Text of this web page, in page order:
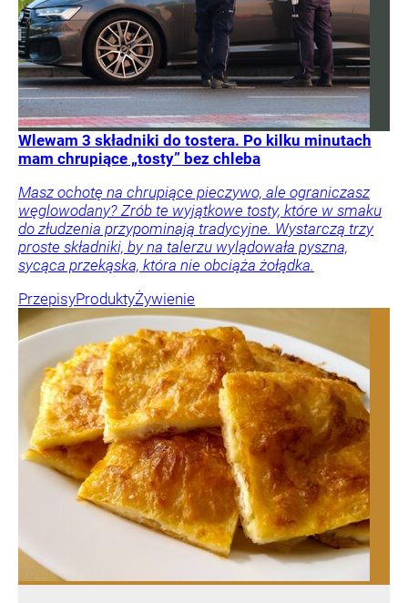
Wlewam 3 składniki do tostera. Po kilku minutach
mam chrupiące „tosty” bez chleba
Masz ochotę na chrupiące pieczywo, ale ograniczasz
węglowodany? Zrób te wyjątkowe tosty, które w smaku
do złudzenia przypominają tradycyjne. Wystarczą trzy
proste składniki, by na talerzu wylądowała pyszna,
sycąca przekąska, która nie obciąża żołądka.
PrzepisyProduktyŻywienie